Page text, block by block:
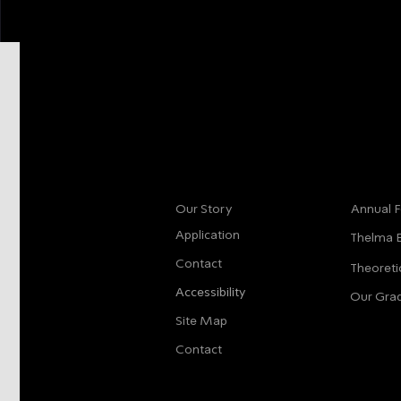
Our Story
Application
Contact
Accessibility
Site Map
Annual
Thelma
Our
Contact